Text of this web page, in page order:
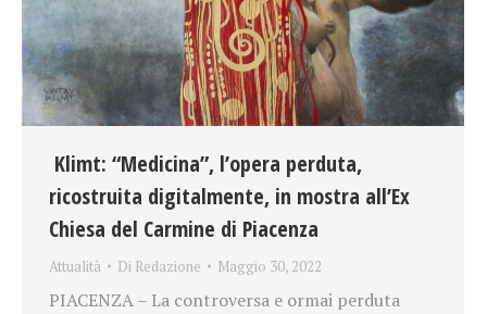
Klimt: “Medicina”, l’opera perduta,
ricostruita digitalmente, in mostra all’Ex
Chiesa del Carmine di Piacenza
Attualità Di Redazione Maggio 30, 2022
PIACENZA – La controversa e ormai perduta